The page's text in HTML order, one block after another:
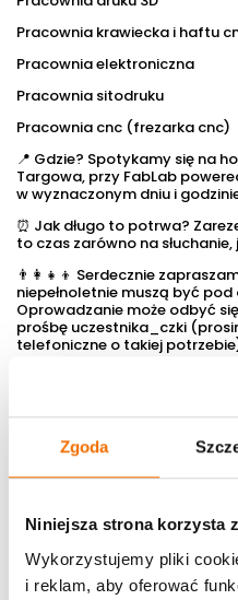
Zgoda
Niniejsza strona korzysta
Wykorzystujemy pliki
i reklam, aby oferować
Pracownia krawiecka i haftu
Pracownia elektroniczna
Pracownia sitodruku
Pracownia cnc (frezarka cnc)
📍 Gdzie? Spotykamy się na
Targowa, przy FabLab
w wyznaczonym dniu i
⏰ Jak długo to potrwa?
to czas zarówno na
👨‍👩‍👧‍👦 Serdecznie
niepełnoletnie muszą być pod
Oprowadzanie może odbyć
prośbę uczestnika_czki
telefoniczne o takiej
wcześniej uprzedzać, że
punktualnie.